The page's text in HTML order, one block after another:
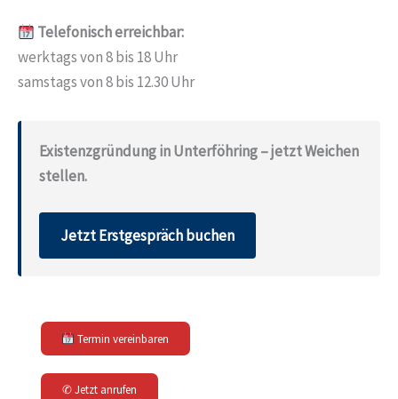
Telefonisch erreichbar:
werktags von 8 bis 18 Uhr
samstags von 8 bis 12.30 Uhr
Existenzgründung in Unterföhring – jetzt Weichen
stellen.
Jetzt Erstgespräch buchen
Termin vereinbaren
✆ Jetzt anrufen